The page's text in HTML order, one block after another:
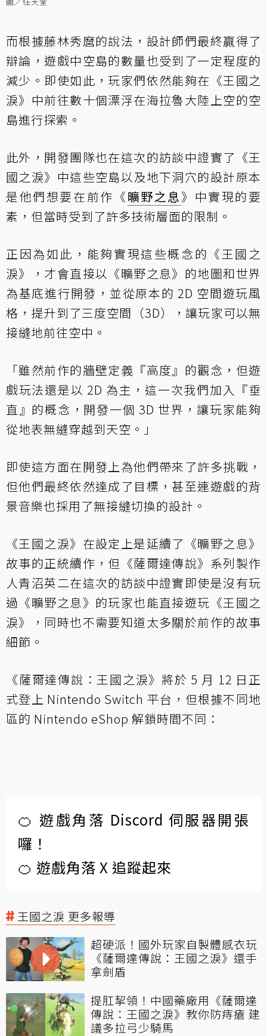
而根據藤林秀麿的說法，設計師們最終贏得了
辯論，遊戲中空島的數量也受到了一定程度的
減少。即使如此，玩家們依然能夠在《王國之
淚》中前往數十個漂浮在海拉魯大陸上空的空
島進行探索。
此外，開發團隊也在這次的訪談中證實了《王
國之淚》中這些空島以及地下洞穴的設計原本
是他們想要在前作《曠野之息》中實現的要
素，但當時受到了許多技術層面的限制。
正因為如此，能夠實現這些概念的《王國之
淚》，才會直接以《曠野之息》的地圖和世界
為基底進行開發，並從原本的 2D 空間遊玩風
格，提升到了三度空間（3D），讓玩家可以無
接縫地前往空中。
「雖然前作的牆壁定義『高度』的觀念，但遊
戲玩法還是以 2D 為主，這一次我們加入『垂
直』的概念，開發一個 3D 世界，讓玩家能夠
從地表無縫穿越到天空。」
即使這方面在開發上為他們帶來了許多挑戰，
但他們最終依然達成了目標，甚至連遊戲的背
景音樂也採用了無接縫切換的設計。
《王國之淚》在設定上是延續了《曠野之息》
故事的正統續作，但《薩爾達傳說》系列製作
人青沼英二在這次的訪談中證實即使是沒有玩
過《曠野之息》的玩家也能直接遊玩《王國之
淚》，同時也不需要知道太多關於前作的故事
細節。
《薩爾達傳說：王國之淚》將於 5 月 12 日正
式登上 Nintendo Switch 平台，但根據不同地
區的 Nintendo eShop 解鎖時間不同：
🍊 遊戲角落 Discord 伺服器開張
囉！
🍊 遊戲角落 X 追蹤起來
王國之淚 更多報導
超硬派！國外玩家自製體感衣玩
《薩爾達傳說：王國之淚》還手
拿劍盾
提肛挈領！中國藥廠用《薩爾達
傳說：王國之淚》教你防痔瘡 建
議多拉弓少騎馬